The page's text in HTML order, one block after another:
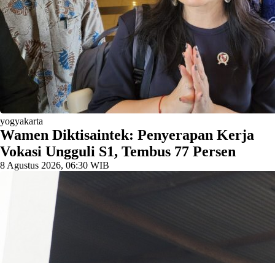
yogyakarta
Wamen Diktisaintek: Penyerapan Kerja
Vokasi Ungguli S1, Tembus 77 Persen
8 Agustus 2026, 06:30 WIB